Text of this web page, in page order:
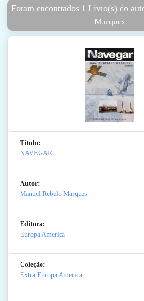
Foram encontrados 1 Livro(s) do
Marques
Titulo:
NAVEGAR
Autor:
Manuel Rebelo Marques
Editora:
Europa America
Coleção:
Extra Europa America